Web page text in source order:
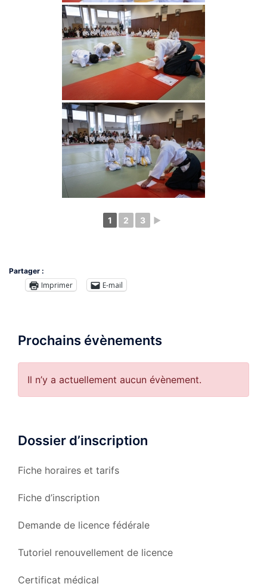
1 2 3 ►
Partager :
Imprimer E-mail
Prochains évènements
Il n’y a actuellement aucun évènement.
Dossier d’inscription
Fiche horaires et tarifs
Fiche d’inscription
Demande de licence fédérale
Tutoriel renouvellement de licence
Certificat médical